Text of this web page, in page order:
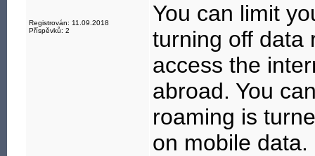
Registrován: 11.09.2018
Příspěvků: 2
You can limit
turning off data
access the
abroad. You
roaming is
on mobile data.